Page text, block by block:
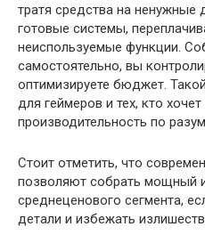
тратя средства на ненужные
готовые системы,
неиспользуемые функции.
самостоятельно, вы
оптимизируете бюджет.
для геймеров и тех, кто
производительность по
Стоит отметить, что
позволяют собрать мощный
среднеценового сегмента,
детали и избежать излишеств.